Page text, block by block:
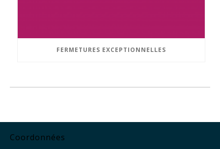
FERMETURES EXCEPTIONNELLES
Coordonnées